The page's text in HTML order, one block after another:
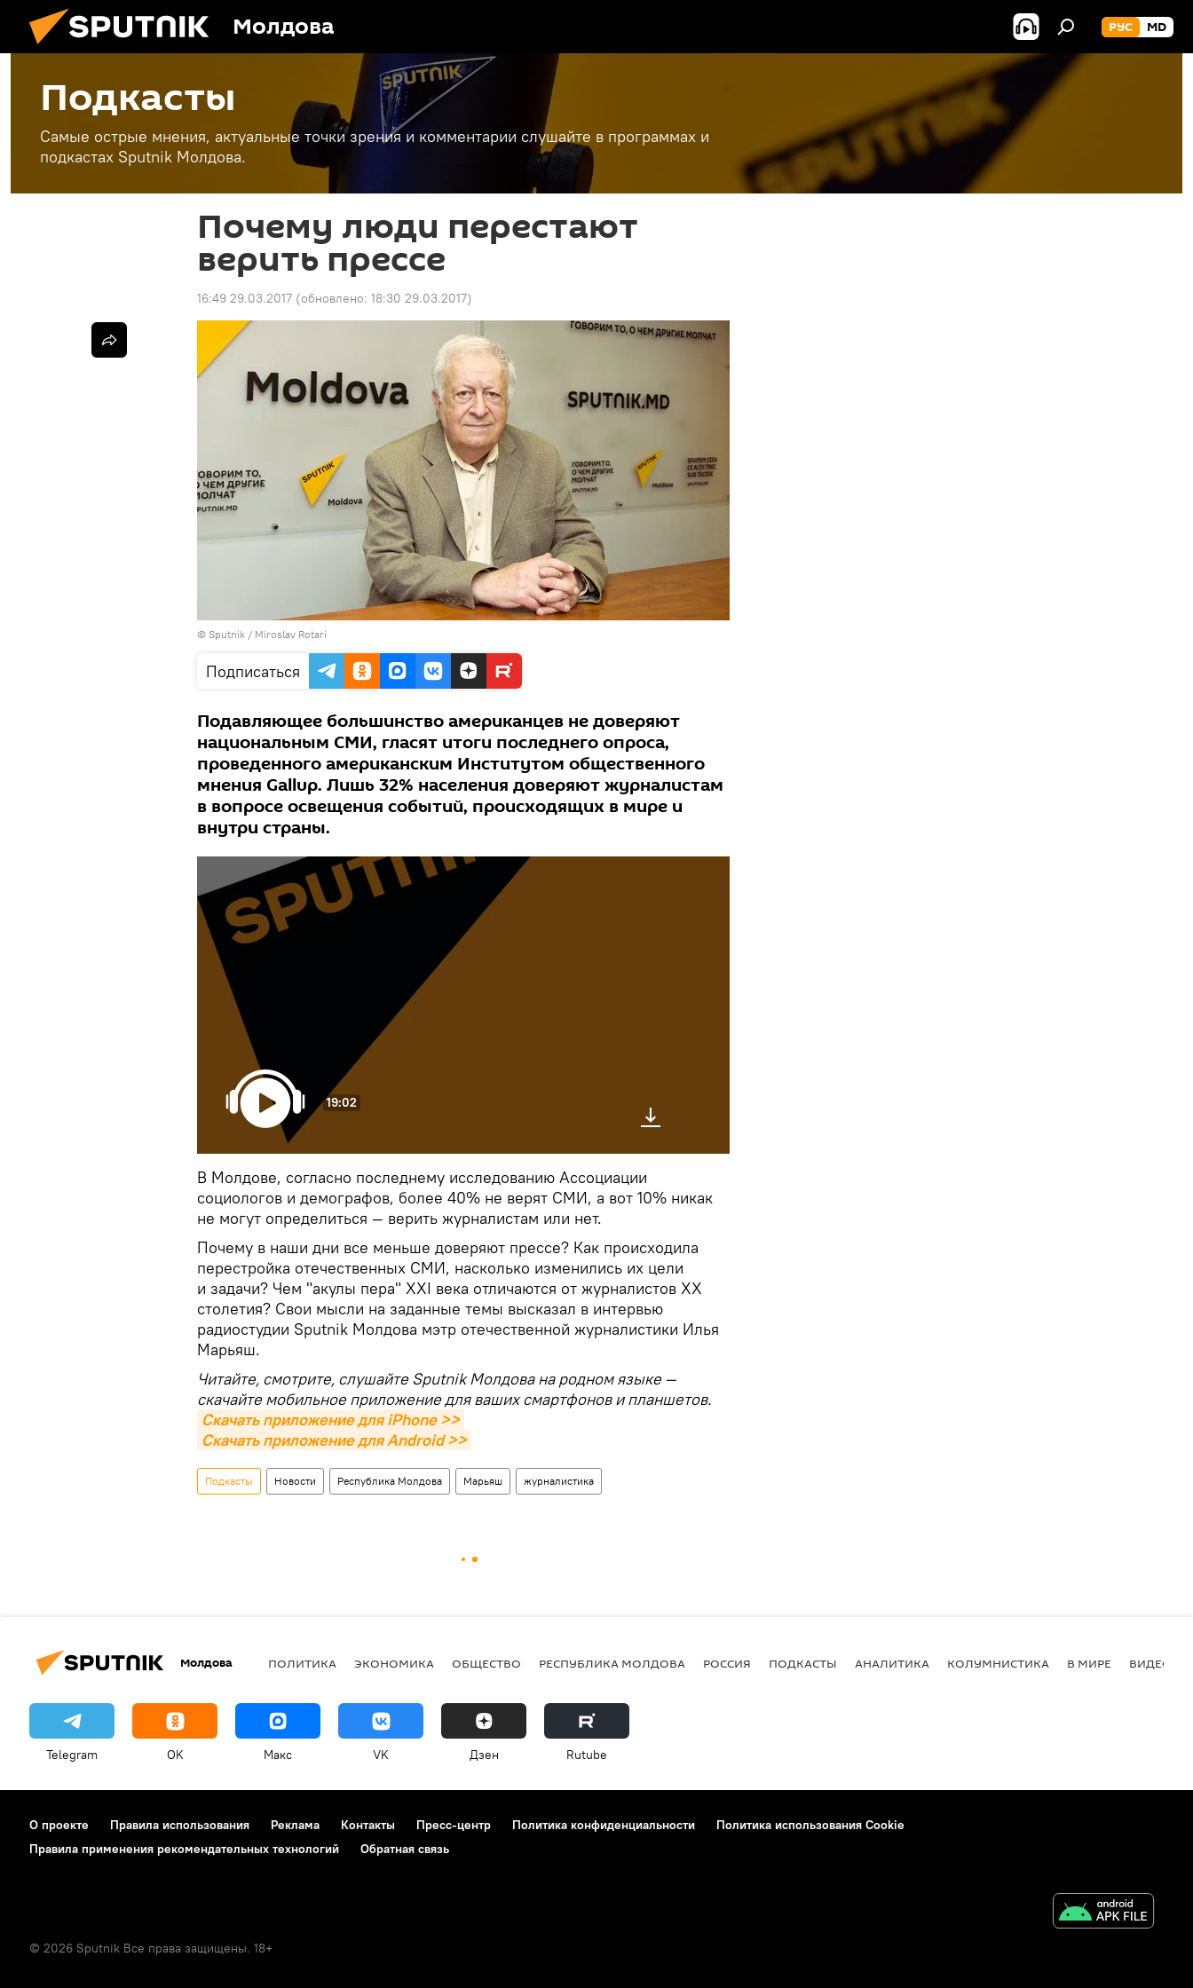
Молдова РУС MD
Подкасты
Самые острые мнения, актуальные точки зрения и комментарии слушайте в программах и
подкастах Sputnik Молдова.
Почему люди перестают
верить прессе
16:49 29.03.2017 (обновлено: 18:30 29.03.2017)
© Sputnik / Miroslav Rotari
Подписаться
Подавляющее большинство американцев не доверяют
национальным СМИ, гласят итоги последнего опроса,
проведенного американским Институтом общественного
мнения Gallup. Лишь 32% населения доверяют журналистам
в вопросе освещения событий, происходящих в мире и
внутри страны.
19:02
В Молдове, согласно последнему исследованию Ассоциации
социологов и демографов, более 40% не верят СМИ, а вот 10% никак
не могут определиться — верить журналистам или нет.
Почему в наши дни все меньше доверяют прессе? Как происходила
перестройка отечественных СМИ, насколько изменились их цели
и задачи? Чем "акулы пера" ХХI века отличаются от журналистов ХХ
столетия? Свои мысли на заданные темы высказал в интервью
радиостудии Sputnik Молдова мэтр отечественной журналистики Илья
Марьяш.
Читайте, смотрите, слушайте Sputnik Молдова на родном языке —
скачайте мобильное приложение для ваших смартфонов и планшетов.
Скачать приложение для iPhone >>
Скачать приложение для Android >>
Подкасты Новости Республика Молдова Марьяш журналистика
Молдова ПОЛИТИКА ЭКОНОМИКА ОБЩЕСТВО РЕСПУБЛИКА МОЛДОВА РОССИЯ ПОДКАСТЫ АНАЛИТИКА КОЛУМНИСТИКА В МИРЕ ВИДЕО
Telegram OK Макс VK Дзен Rutube
О проекте Правила использования Реклама Контакты Пресс-центр Политика конфиденциальности
Политика использования Cookie
Правила применения рекомендательных технологий
Обратная связь
© 2026 Sputnik Все права защищены. 18+